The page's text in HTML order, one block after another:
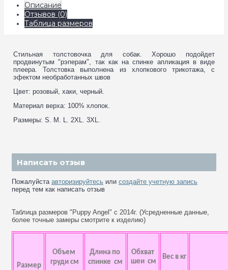
Описание
Отзывов (0)
Таблица размеров
Стильная толстовочка для собак. Хорошо подойдет
продвинутым "рэперам", так как на спинке апликация в виде
плеера. Толстовка выполнена из хлопкового трикотажа, с
эфектом необработанных швов
Цвет: розовый, хаки, черный.
Материал верха: 100% хлопок.
Размеры: S. M. L. 2XL. 3XL.
Написать отзыв
Пожалуйста авторизируйтесь или создайте учетную запись
перед тем как написать отзыв
Таблица размеров "Puppy Angel" с 2014г. (Усредненные данные,
более точные замеры смотрите к изделию)
Размер
Объем
груди см
Длина по
спинке см
Обхват
шеи см
Вес в кг